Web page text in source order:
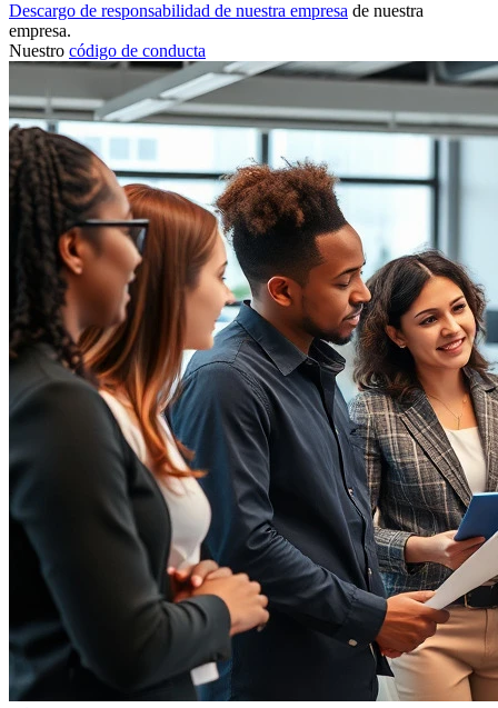
Descargo de responsabilidad de nuestra empresa de nuestra
empresa.
Nuestro código de conducta